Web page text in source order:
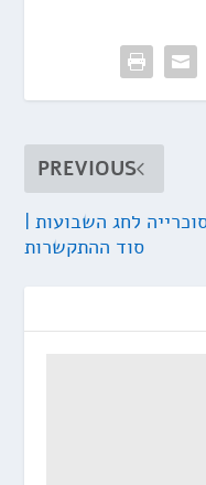
PREVIOUS
לחג השבועות |
סוד ההתקשרות